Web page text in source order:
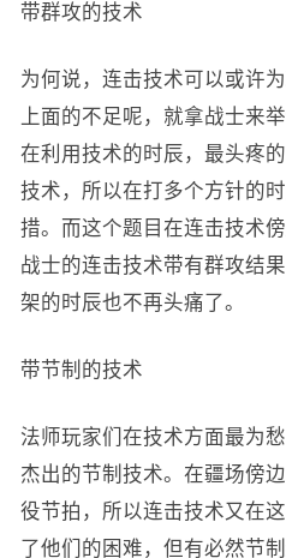
带群攻的技术
为何说，连击技术可以或许
上面的不足呢，就拿战士来
在利用技术的时辰，最头疼
技术，所以在打多个方针的
措。而这个题目在连击技术
战士的连击技术带有群攻结
架的时辰也不再头痛了。
带节制的技术
法师玩家们在技术方面最为
杰出的节制技术。在疆场傍
役节拍，所以连击技术又在
了他们的困难，但有必然节